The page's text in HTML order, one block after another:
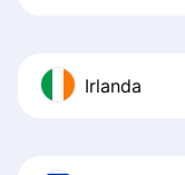
Irlanda